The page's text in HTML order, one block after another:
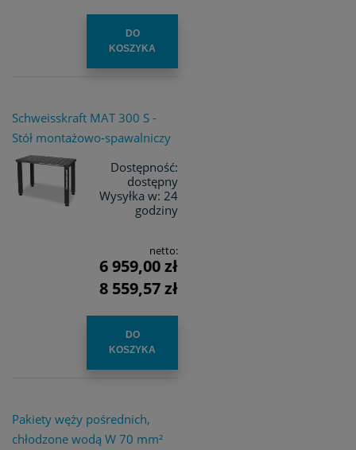
DO
KOSZYKA
Schweisskraft MAT 300 S -
Stół montażowo-spawalniczy
Dostępność:
dostępny
Wysyłka w: 24
godziny
netto:
6 959,00 zł
8 559,57 zł
DO
KOSZYKA
Pakiety węży pośrednich,
chłodzone wodą W 70 mm²